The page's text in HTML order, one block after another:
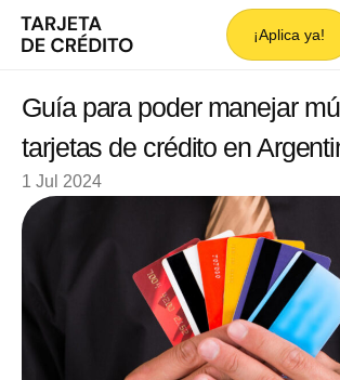
¡Aplica ya!
Guía para poder manejar
tarjetas de crédito en
1 Jul 2024